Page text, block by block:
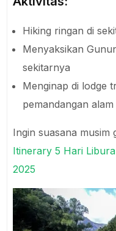
Hiking ringan di
Menyaksikan
sekitarnya
Menginap di lodge
pemandangan alam
Ingin suasana musim
Itinerary 5 Hari
2025